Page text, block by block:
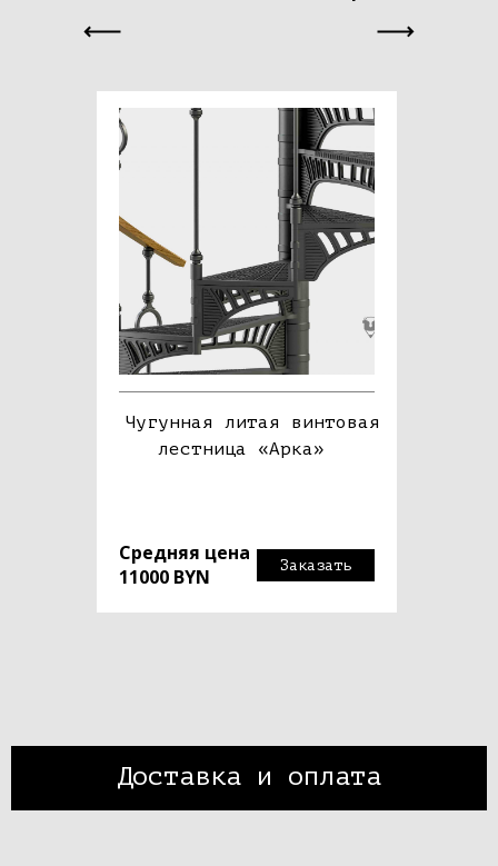
Чугунная литая винтовая
лестница «Арка»
Средняя цена
11000 BYN
Заказать
Доставка и оплата